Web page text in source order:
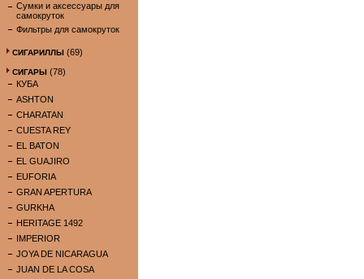
Сумки и аксессуары для
самокруток
Фильтры для самокруток
СИГАРИЛЛЫ (69)
СИГАРЫ (78)
КУБА
ASHTON
CHARATAN
CUESTA REY
EL BATON
EL GUAJIRO
EUFORIA
GRAN APERTURA
GURKHA
HERITAGE 1492
IMPERIOR
JOYA DE NICARAGUA
JUAN DE LA COSA